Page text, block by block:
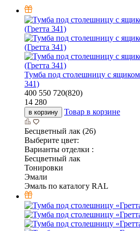
Тумба под столешницу с ящиком
341)
400 550 720(820)
14 280
в корзину Товар в корзине
Бесцветный лак (26)
Выберите цвет:
Варианты отделки :
Бесцветный лак
Тонировки
Эмали
Эмаль по каталогу RAL